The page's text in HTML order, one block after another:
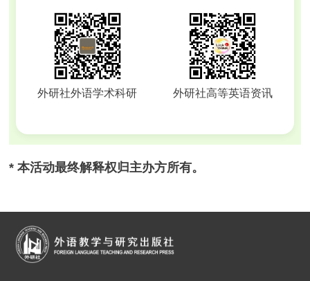
外研社外语学术科研 外研社高等英语资讯
* 本活动最终解释权归主办方所有。